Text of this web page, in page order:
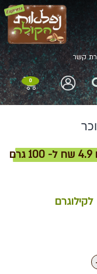
קשר
0
לקילוגרם